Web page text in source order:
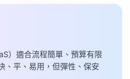
）適合流程簡單、預算有限
、平、易用，但彈性、保安